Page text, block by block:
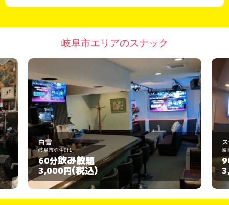
岐阜市エリアのスナック
スナック キャラ
岐阜市柳津町蓮池3-40
90分飲み放題
3,000円 (税込)